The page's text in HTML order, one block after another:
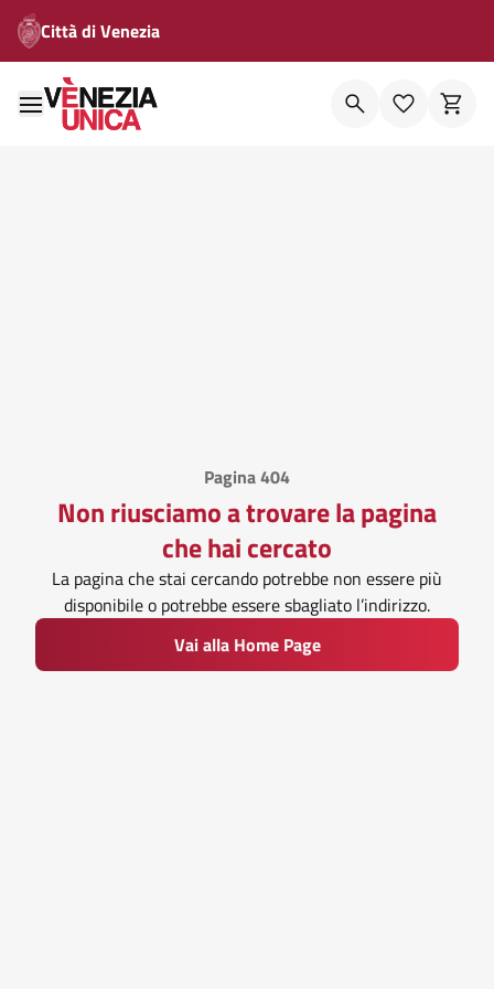
Città di Venezia
Pagina 404
Non riusciamo a trovare la pagina
che hai cercato
La pagina che stai cercando potrebbe non essere più
disponibile o potrebbe essere sbagliato l’indirizzo.
Vai alla Home Page